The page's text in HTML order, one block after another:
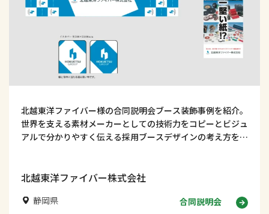
北越東洋ファイバー様の合同説明会ブース装飾事例を紹介。
世界を支える素材メーカーとしての技術力をコピーとビジュ
アルで分かりやすく伝える採用ブースデザインの考え方を解
北越東洋ファイバー株式会社
静岡県 合同説明会